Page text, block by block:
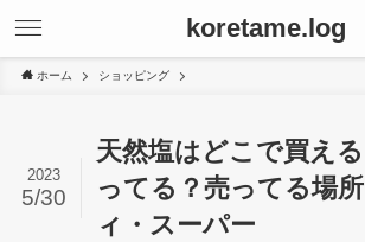
koretame.log
ホーム ショッピング
天然塩はどこで買え
ってる？売ってる場
ィ・スーパー
2023
5/30